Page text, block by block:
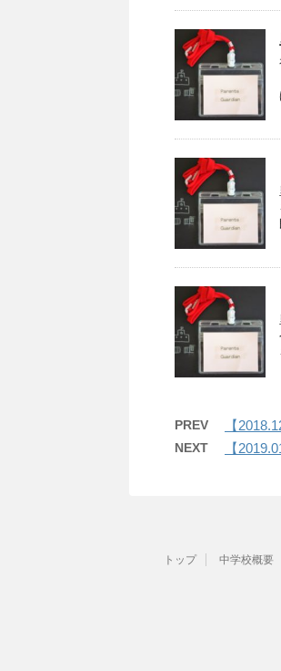
PREV 【
NEXT 【
トップ 中学校概要